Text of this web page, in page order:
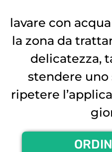
lavare con
la zona da
delicatezza,
stendere uno
ripetere